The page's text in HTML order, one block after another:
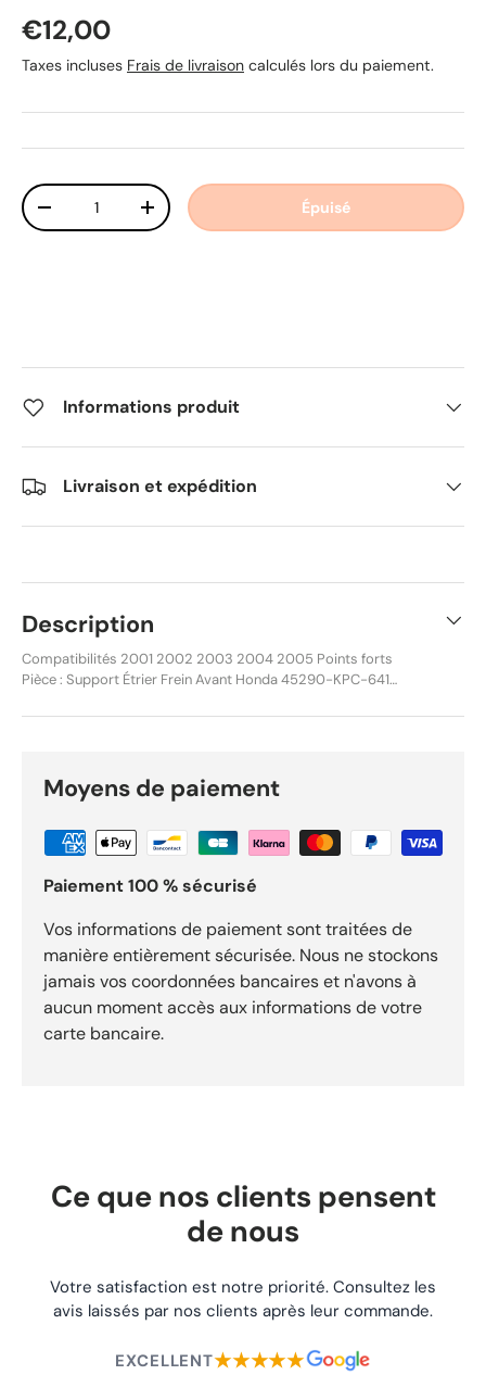
Prix habituel
€12,00
Taxes incluses Frais de livraison calculés lors du paiement.
Qté
Diminuer la quantitéAugmenter la quantitéÉpuisé
Informations produit
Livraison et expédition
Description
Compatibilités 2001 2002 2003 2004 2005 Points forts
Pièce : Support Étrier Frein Avant Honda 45290-KPC-641
1343 pour identifier précisément ce composant.
acceptés sous 30 jours.
Moyens de paiement
Paiement 100 % sécurisé
Vos informations de paiement sont traitées de
manière entièrement sécurisée. Nous ne stockons
jamais vos coordonnées bancaires et n'avons à
aucun moment accès aux informations de votre
carte bancaire.
Ce que nos clients pensent
de nous
Votre satisfaction est notre priorité. Consultez les
avis laissés par nos clients après leur commande.
EXCELLENT★★★★★